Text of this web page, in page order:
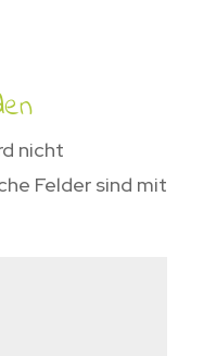
nicht
Felder sind mit